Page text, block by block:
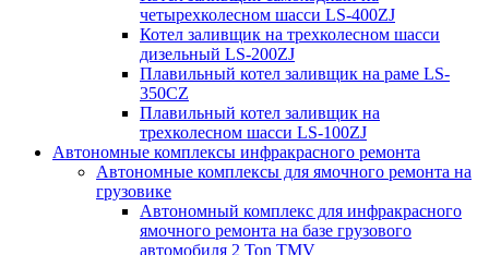
четырехколесном шасси LS-400ZJ
Котел заливщик на трехколесном шасси
дизельный LS-200ZJ
Плавильный котел заливщик на раме LS-
350CZ
Плавильный котел заливщик на
трехколесном шасси LS-100ZJ
Автономные комплексы инфракрасного ремонта
Автономные комплексы для ямочного ремонта на
грузовике
Автономный комплекс для инфракрасного
ямочного ремонта на базе грузового
автомобиля 2 Ton TMV